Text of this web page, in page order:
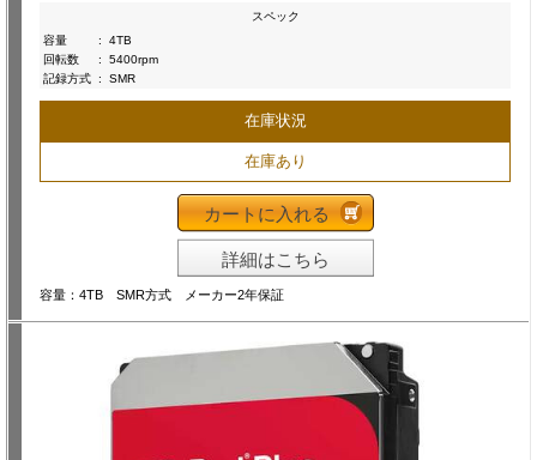
スペック
容量
:
4TB
回転数
:
5400rpm
記録方式 : SMR
在庫状況
在庫あり
カートに入れる
詳細はこちら
容量：4TB SMR方式 メーカー2年保証